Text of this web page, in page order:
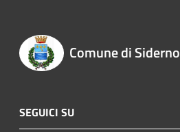
Comune di Siderno
SEGUICI SU